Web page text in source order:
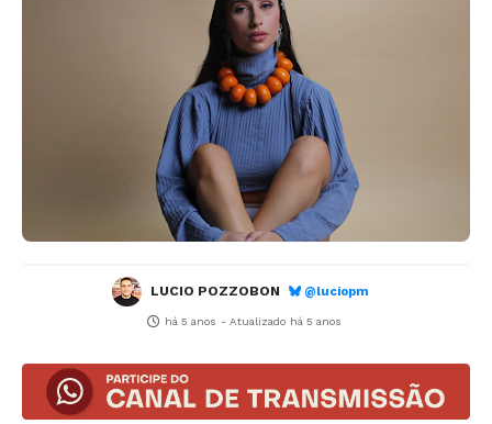
LUCIO POZZOBON @luciopm
há 5 anos - Atualizado há 5 anos